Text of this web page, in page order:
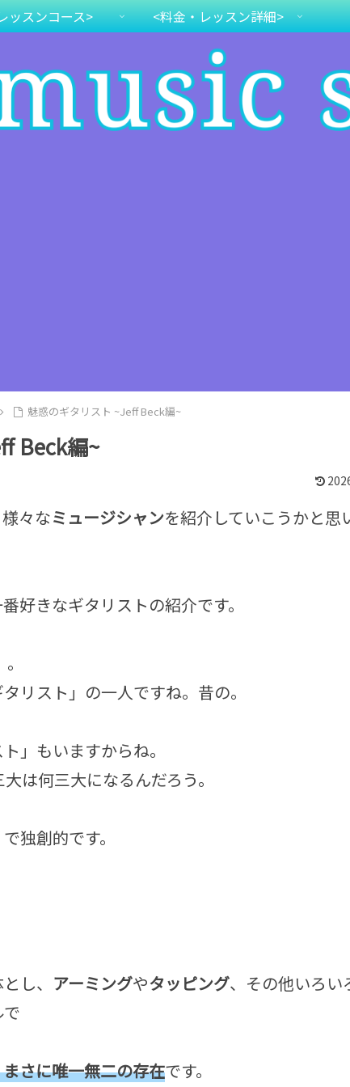
ッスンコース> <料金・レッスン詳細>
魅惑のギタリスト ~Jeff Beck編~
Beck編~
々なミュージシャンを紹介していこうかと思
好きなギタリストの紹介です。
リスト」の一人ですね。昔の。
」もいますからね。
は何三大になるんだろう。
独創的です。
し、 アーミングやタッピング、その他いろい
さに唯一無二の存在です。